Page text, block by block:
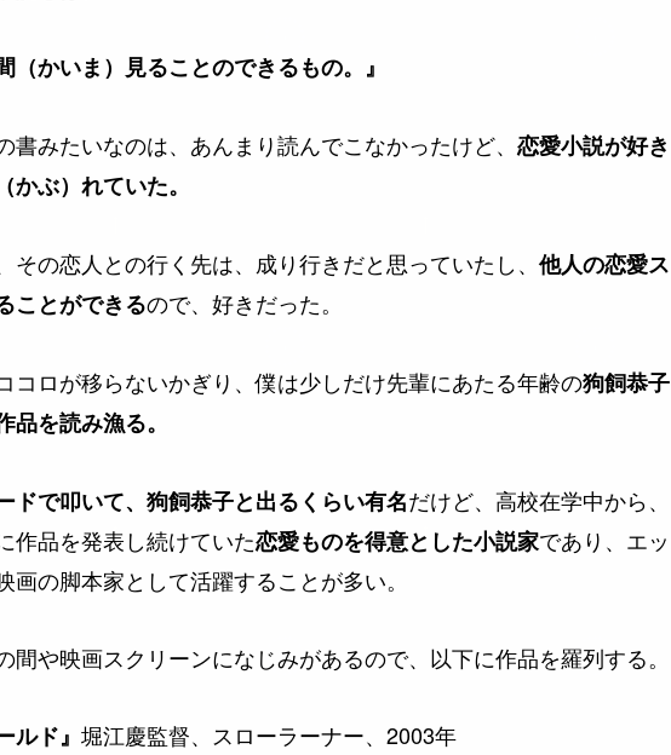
（かいま）見ることのできるもの。』
みたいなのは、あんまり読んでこなかったけど、 恋愛小説が好き
ぶ）れていた。
の恋人との行く先は、成り行きだと思っていたし、 他人の恋愛ス
ことができるので、好きだった。
コロが移らないかぎり、僕は少しだけ先輩にあたる年齢の狗飼恭子
品を読み漁る。
ドで叩いて、狗飼恭子と出るくらい有名だけど、高校在学中から、
作品を発表し続けていた恋愛ものを得意とした小説家であり、エッ
の脚本家として活躍することが多い。
や映画スクリーンになじみがあるので、以下に作品を羅列する。
ルド』 堀江慶監督、スローラーナー、2003年